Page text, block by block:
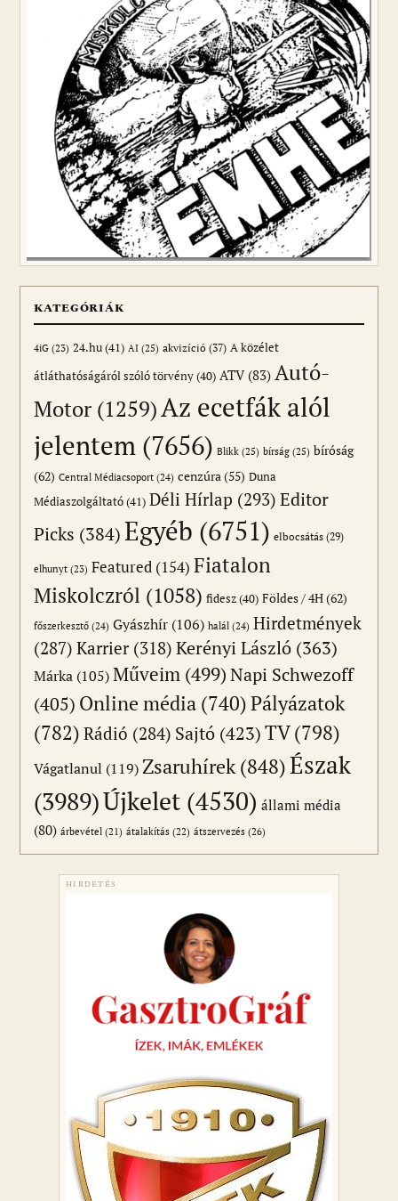
KATEGÓRIÁK
4iG (23) 24.hu(41) AI (25) akvizíció (37) A közélet
átláthatóságáról szóló törvény(40) ATV(83) Autó-
Motor (1259)Az ecetfák alól
jelentem (7656) Blikk (25) bírság (25) bíróság
(62) Central Médiacsoport (24) cenzúra (55) Duna
Médiaszolgáltató(41) Déli Hírlap (293) Editor
Picks (384)Egyéb (6751) elbocsátás (29)
elhunyt (23) Featured (154) Fiatalon
Miskolczról (1058) fidesz(40) Földes / 4H(62)
főszerkesztő (24) Gyászhír (106) halál (24) Hirdetmények
(287) Karrier(318) Kerényi László (363)
Márka (105) Műveim (499)Napi Schwezoff
(405) Online média (740)Pályázatok
(782) Rádió (284) Sajtó (423)TV(798)
Vágatlanul (119) Zsaruhírek (848)Észak
(3989)Újkelet (4530) állami média
(80) árbevétel (21) átalakítás (22) átszervezés (26)
HIRDETÉS